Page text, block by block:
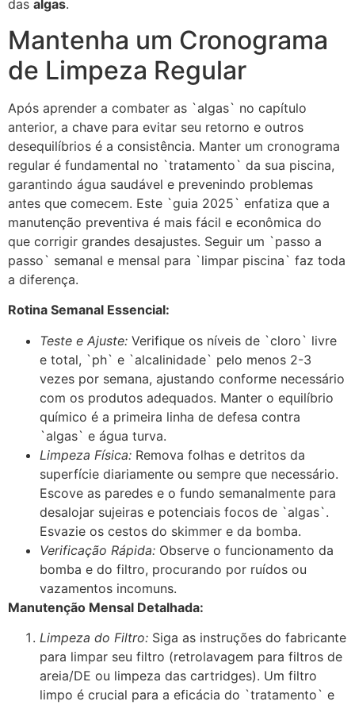
das algas.
Mantenha um Cronograma
de Limpeza Regular
Após aprender a combater as `algas` no capítulo
anterior, a chave para evitar seu retorno e outros
desequilíbrios é a consistência. Manter um cronograma
regular é fundamental no `tratamento` da sua piscina,
garantindo água saudável e prevenindo problemas
antes que comecem. Este `guia 2025` enfatiza que a
manutenção preventiva é mais fácil e econômica do
que corrigir grandes desajustes. Seguir um `passo a
passo` semanal e mensal para `limpar piscina` faz toda
a diferença.
Rotina Semanal Essencial:
Teste e Ajuste: Verifique os níveis de `cloro` livre
e total, `ph` e `alcalinidade` pelo menos 2-3
vezes por semana, ajustando conforme necessário
com os produtos adequados. Manter o equilíbrio
químico é a primeira linha de defesa contra
`algas` e água turva.
Limpeza Física: Remova folhas e detritos da
superfície diariamente ou sempre que necessário.
Escove as paredes e o fundo semanalmente para
desalojar sujeiras e potenciais focos de `algas`.
Esvazie os cestos do skimmer e da bomba.
Verificação Rápida: Observe o funcionamento da
bomba e do filtro, procurando por ruídos ou
vazamentos incomuns.
Manutenção Mensal Detalhada:
Limpeza do Filtro: Siga as instruções do fabricante
para limpar seu filtro (retrolavagem para filtros de
areia/DE ou limpeza das cartridges). Um filtro
limpo é crucial para a eficácia do `tratamento` e